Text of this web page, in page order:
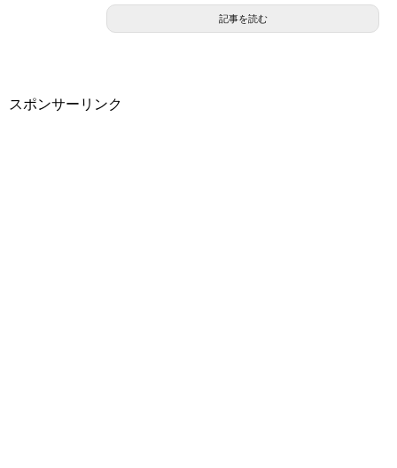
記事を読む
スポンサーリンク